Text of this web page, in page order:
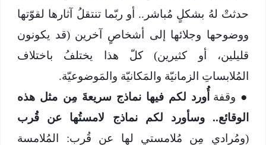
حدثتْ لهُ بشكلٍ مُباشر.. أو ربّما تنتقلُ آثارها لقوّتها
ووضوحها وجلائها إلى أشخاصٍ آخرين (قد يكونون
قليلين، أو كثيرين) كلّ هذا يختلفُ باختلاف
المُلابساتِ الزمانيّة والمَكانيّة والمَوضوعيّة.
●
وقفةأُورد لكم فيها نماذج سريعةَ مِن مثل هذه
الوقائع.. وسأورد لكم نماذج لامستُها عن قُرب
(ومُرادي مِن مُلامستي لها عن قُرب: المُلامسة